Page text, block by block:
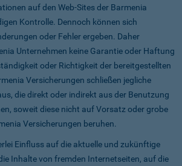
auf den Web-Sites der Barmenia
Kontrolle. Dennoch können sich
oder Fehler ergeben. Daher
Unternehmen keine Garantie oder Haftung
oder Richtigkeit der bereitgestellten
Versicherungen schließen jegliche
die direkt oder indirekt aus der Benutzung
soweit diese nicht auf Vorsatz oder grobe
Versicherungen beruhen.
Einfluss auf die aktuelle und zukünftige
Inhalte von fremden Internetseiten, auf die